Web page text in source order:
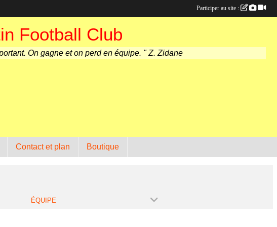
Football Club
On gagne et on perd en équipe. " Z. Zidane
Contact et plan Boutique
ÉQUIPE
Participer au site :